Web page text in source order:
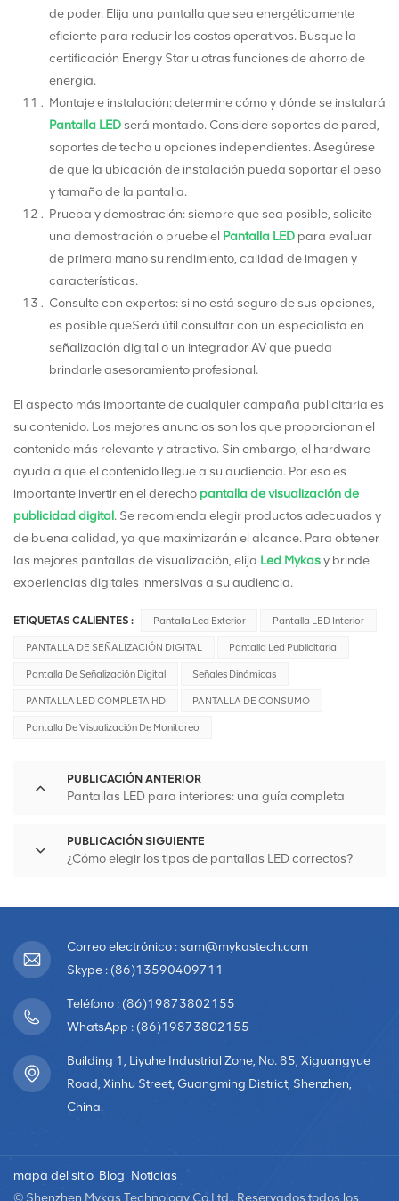
de poder. Elija una pantalla que sea energéticamente
eficiente para reducir los costos operativos. Busque la
certificación Energy Star u otras funciones de ahorro de
energía.
Montaje e instalación: determine cómo y dónde se instalará
Pantalla LEDserá montado. Considere soportes de pared,
soportes de techo u opciones independientes. Asegúrese
de que la ubicación de instalación pueda soportar el peso
y tamaño de la pantalla.
Prueba y demostración: siempre que sea posible, solicite
una demostración o pruebe el Pantalla LED para evaluar
de primera mano su rendimiento, calidad de imagen y
características.
Consulte con expertos: si no está seguro de sus opciones,
es posible queSerá útil consultar con un especialista en
señalización digital o un integrador AV que pueda
brindarle asesoramiento profesional.
El aspecto más importante de cualquier campaña publicitaria es
su contenido. Los mejores anuncios son los que proporcionan el
contenido más relevante y atractivo. Sin embargo, el hardware
ayuda a que el contenido llegue a su audiencia. Por eso es
importante invertir en el derecho pantalla de visualización de
publicidad digital. Se recomienda elegir productos adecuados y
de buena calidad, ya que maximizarán el alcance. Para obtener
las mejores pantallas de visualización, elija Led Mykasy brinde
experiencias digitales inmersivas a su audiencia.
ETIQUETAS CALIENTES : Pantalla Led Exterior Pantalla LED Interior
PANTALLA DE SEÑALIZACIÓN DIGITAL Pantalla Led Publicitaria
Pantalla De Señalización Digital Señales Dinámicas
PANTALLA LED COMPLETA HD PANTALLA DE CONSUMO
Pantalla De Visualización De Monitoreo
PUBLICACIÓN ANTERIOR
Pantallas LED para interiores: una guía completa
PUBLICACIÓN SIGUIENTE
¿Cómo elegir los tipos de pantallas LED correctos?
Correo electrónico : sam@mykastech.com
Skype : (86)13590409711
Teléfono : (86)19873802155
WhatsApp : (86)19873802155
Building 1, Liyuhe Industrial Zone, No. 85, Xiguangyue
Road, Xinhu Street, Guangming District, Shenzhen,
China.
mapa del sitio Blog Noticias